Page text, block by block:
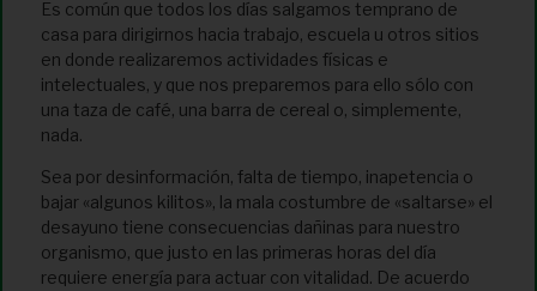
Es común que todos los días salgamos temprano de
casa para dirigirnos hacia trabajo, escuela u otros sitios
en donde realizaremos actividades físicas e
intelectuales, y que nos preparemos para ello sólo con
una taza de café, una barra de cereal o, simplemente,
nada.
Sea por desinformación, falta de tiempo, inapetencia o
bajar «algunos kilitos», la mala costumbre de «saltarse» el
desayuno tiene consecuencias dañinas para nuestro
organismo, que justo en las primeras horas del día
requiere energía para actuar con vitalidad. De acuerdo